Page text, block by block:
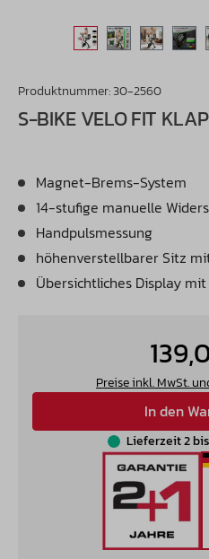
Produktnummer:30-2560
S-BIKE VELO FIT
Magnet-Brems-System
14-stufige manuelle
Handpulsmessung
höhenverstellbarer Sitz
Übersichtliches Display
Preise inkl. MwSt.
In den
Lieferzeit 2